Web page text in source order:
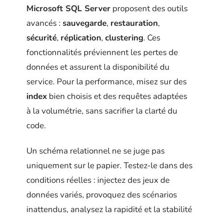
Microsoft SQL Server proposent des outils
avancés : sauvegarde, restauration,
sécurité, réplication, clustering. Ces
fonctionnalités préviennent les pertes de
données et assurent la disponibilité du
service. Pour la performance, misez sur des
index bien choisis et des requêtes adaptées
à la volumétrie, sans sacrifier la clarté du
code.
Un schéma relationnel ne se juge pas
uniquement sur le papier. Testez-le dans des
conditions réelles : injectez des jeux de
données variés, provoquez des scénarios
inattendus, analysez la rapidité et la stabilité